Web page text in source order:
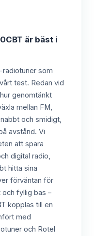
är bäst i
radiotuner som
test. Redan vid
genomtänkt
mellan FM,
och smidigt,
avstånd. Vi
att spara
digital radio,
hitta sina
förväntan för
fyllig bas –
kopplas till en
med
och Rotel